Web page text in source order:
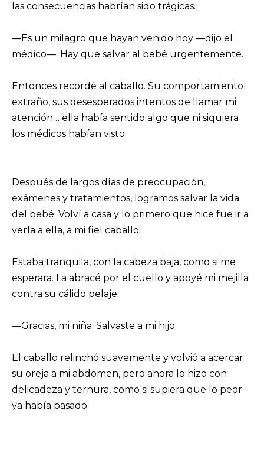
las consecuencias habrían sido trágicas.
—Es un milagro que hayan venido hoy —dijo el
médico—. Hay que salvar al bebé urgentemente.
Entonces recordé al caballo. Su comportamiento
extraño, sus desesperados intentos de llamar mi
atención… ella había sentido algo que ni siquiera
los médicos habían visto.
Después de largos días de preocupación,
exámenes y tratamientos, logramos salvar la vida
del bebé. Volví a casa y lo primero que hice fue ir a
verla a ella, a mi fiel caballo.
Estaba tranquila, con la cabeza baja, como si me
esperara. La abracé por el cuello y apoyé mi mejilla
contra su cálido pelaje:
—Gracias, mi niña. Salvaste a mi hijo.
El caballo relinchó suavemente y volvió a acercar
su oreja a mi abdomen, pero ahora lo hizo con
delicadeza y ternura, como si supiera que lo peor
ya había pasado.